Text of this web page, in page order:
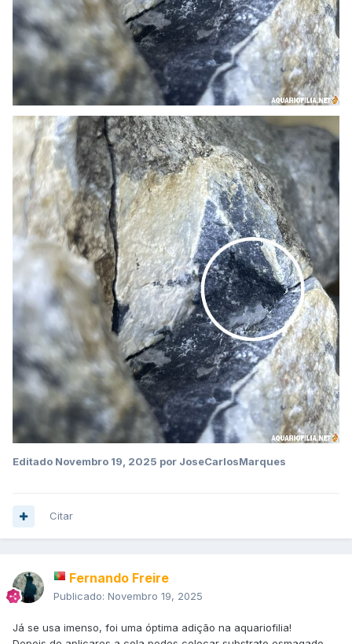
Editado Novembro 19, 2025 por JoseCarlosMarques
Citar
Fernando Freire
Publicado: Novembro 19, 2025
Já se usa imenso, foi uma óptima adição na aquariofilia!